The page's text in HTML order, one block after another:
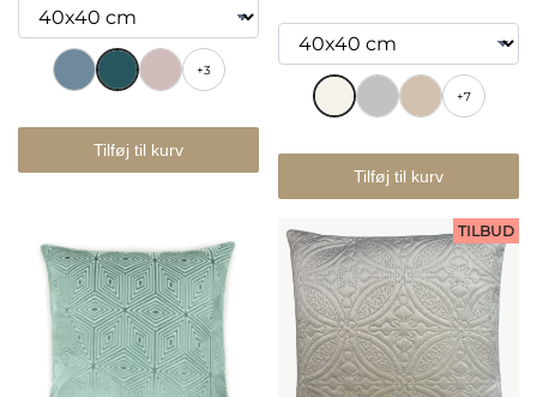
+3
Tilføj til kurv
+7
Tilføj til kurv
TILBUD